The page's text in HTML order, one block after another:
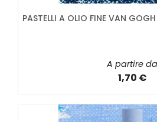
PASTELLI A OLIO FINE VAN
A partire da
1,70 €